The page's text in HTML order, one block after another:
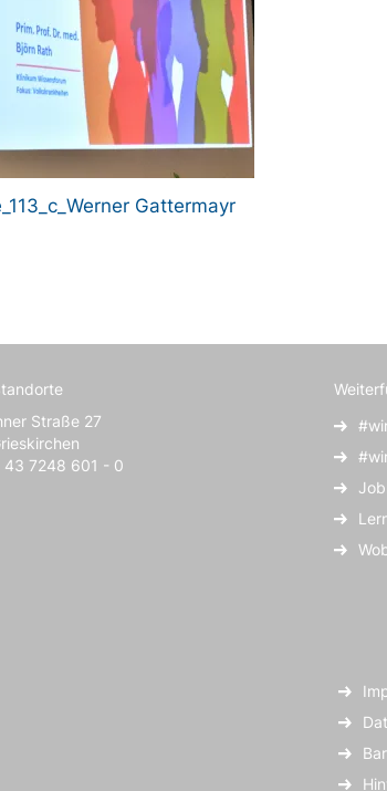
Gattermayr
Straße 27
43 7248 601 - 0